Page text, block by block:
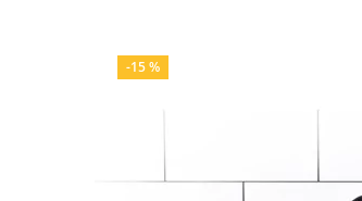
-15 %